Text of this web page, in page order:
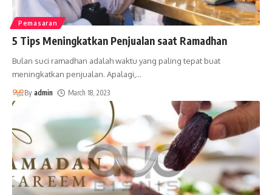
Pemasaran
5 Tips Meningkatkan Penjualan saat Ramadhan
Bulan suci ramadhan adalah waktu yang paling tepat buat
meningkatkan penjualan. Apalagi, …
By admin March 18, 2023